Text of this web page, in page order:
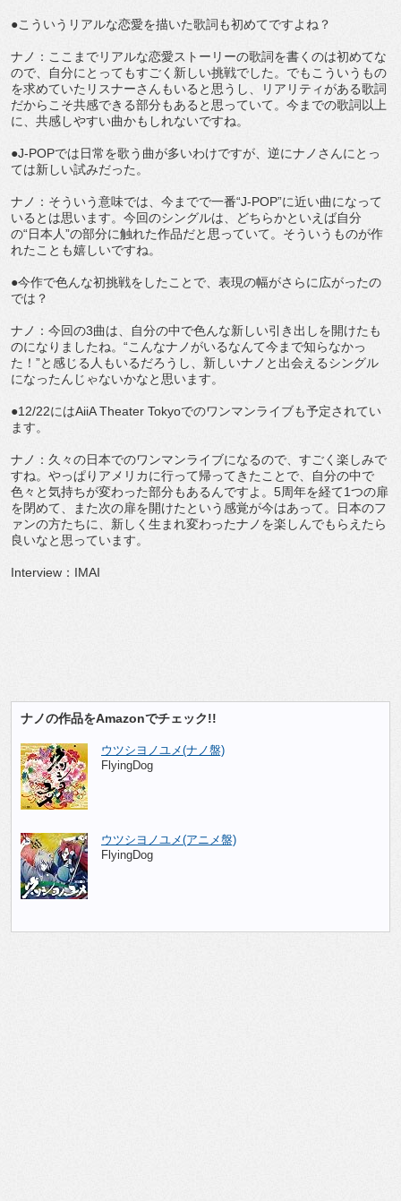
●こういうリアルな恋愛を描いた歌詞も初めてですよね？
ナノ：ここまでリアルな恋愛ストーリーの歌詞を書くのは初めてな
ので、自分にとってもすごく新しい挑戦でした。でもこういうもの
を求めていたリスナーさんもいると思うし、リアリティがある歌詞
だからこそ共感できる部分もあると思っていて。今までの歌詞以上
に、共感しやすい曲かもしれないですね。
●J-POPでは日常を歌う曲が多いわけですが、逆にナノさんにとっ
ては新しい試みだった。
ナノ：そういう意味では、今までで一番“J-POP”に近い曲になって
いるとは思います。今回のシングルは、どちらかといえば自分
の“日本人”の部分に触れた作品だと思っていて。そういうものが作
れたことも嬉しいですね。
●今作で色んな初挑戦をしたことで、表現の幅がさらに広がったの
では？
ナノ：今回の3曲は、自分の中で色んな新しい引き出しを開けたも
のになりましたね。“こんなナノがいるなんて今まで知らなかっ
た！”と感じる人もいるだろうし、新しいナノと出会えるシングル
になったんじゃないかなと思います。
●12/22にはAiiA Theater Tokyoでのワンマンライブも予定されてい
ます。
ナノ：久々の日本でのワンマンライブになるので、すごく楽しみで
すね。やっぱりアメリカに行って帰ってきたことで、自分の中で
色々と気持ちが変わった部分もあるんですよ。5周年を経て1つの扉
を閉めて、また次の扉を開けたという感覚が今はあって。日本のフ
ァンの方たちに、新しく生まれ変わったナノを楽しんでもらえたら
良いなと思っています。
Interview：IMAI
ナノの作品をAmazonでチェック!!
ウツシヨノユメ(ナノ盤)
FlyingDog
ウツシヨノユメ(アニメ盤)
FlyingDog